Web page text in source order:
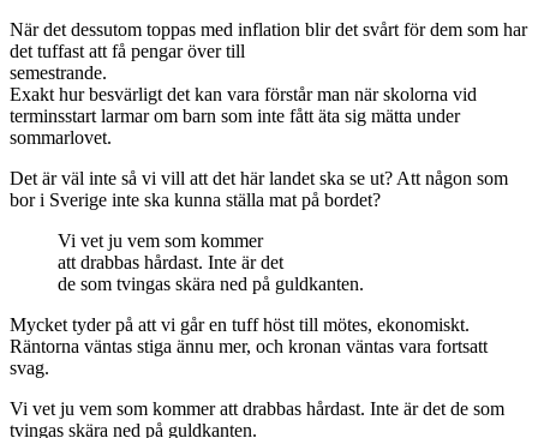
När det dessutom toppas med ­inflation blir det svårt för dem som ­har
det tuffast att få pengar över till
semestrande.
Exakt hur besvärligt det kan vara förstår man när skolorna vid
terminsstart larmar om barn som inte fått äta sig mätta under
sommarlovet.
Det är väl inte så vi vill att det här landet ska se ut? Att någon som
bor i Sverige inte ska kunna ställa mat på bordet?
Vi vet ju vem som kommer
att drabbas hårdast. Inte är det
de som tvingas skära ned på guldkanten.
Mycket tyder på att vi går en tuff höst till mötes, ekonomiskt.
Räntorna väntas stiga ännu mer, och kronan väntas vara fortsatt
svag.
Vi vet ju vem som kommer att drabbas hårdast. Inte är det de som
tvingas skära ned på guldkanten.